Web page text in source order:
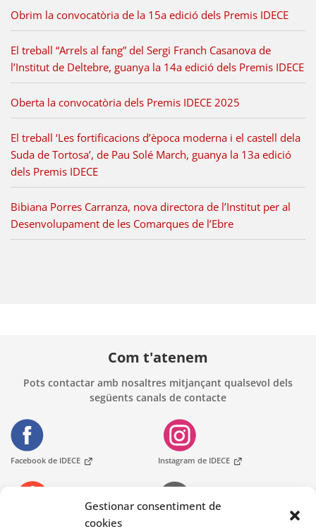
Gestionar consentiment de
cookies
Obrim la convocatòria de la 15a edició dels Premis IDECE
El treball “Arrels al fang” del Sergi Franch Casanova de
l’Institut de Deltebre, guanya la 14a edició dels Premis IDECE
Oberta la convocatòria dels Premis IDECE 2025
El treball ‘Les fortificacions d’època moderna i el castell dela
Suda de Tortosa’, de Pau Solé March, guanya la 13a edició
dels Premis IDECE
Bibiana Porres Carranza, nova directora de l’Institut per al
Desenvolupament de les Comarques de l’Ebre
Com t'atenem
Pots contactar amb nosaltres mitjançant qualsevol dels
següents canals de contacte
Facebook de IDECE
Oficines d'Atenció Ciutadania
Instagram de IDECE